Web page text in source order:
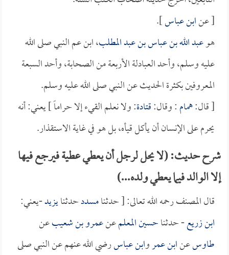
[ عنابن عباس].
هوعبد الله بن عباس بن عبد المطلب، ابن عم النبي صلى الله
عليه وسلم، وأحد العبادلة الأربعة من الصحابة، وأحد السبعة
المعروفين بكثرة الحديث عن النبي صلى الله عليه وسلم.
[ قال:همام: وقال:قتادة: ولا نعلم القيء إلا حراماً ] يعني: أنه
يحرم على الإنسان أن يأكل قيأه، بل هو في غاية الاستقذار.
شرح حديث: (لا يحل لرجل أن يعطي عطية فيرجع فيها
إلا الوالد فيما يعطي ولده...)
قال المصنف رحمه الله تعالى: [ حدثنامسددحدثنايزيد-يعني:
ابن زريع- حدثناحسين المعلمعنعمرو بن شعيبعن
طاوسعنابن عمروابن عباسرضي الله عنهم عن النبي صلى